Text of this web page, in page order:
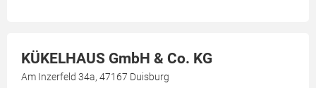
KÜKELHAUS GmbH & Co. KG
Am Inzerfeld 34a, 47167 Duisburg